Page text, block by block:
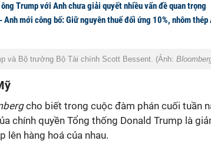
Trump với Anh chưa giải quyết nhiều vấn đề quan trọng
Anh mới công bố: Giữ nguyên thuế đối ứng 10%, nhôm thép
và Bộ trưởng Bộ Tài chính Scott Bessent. (Ảnh:
cho biết trong cuộc đàm phán cuối tuần
chính quyền Tổng thống Donald Trump là
lên hàng hoá của nhau.